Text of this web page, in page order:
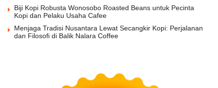
Biji Kopi Robusta Wonosobo Roasted Beans untuk Pecinta
Kopi dan Pelaku Usaha Cafee
Menjaga Tradisi Nusantara Lewat Secangkir Kopi: Perjalanan
dan Filosofi di Balik Nalara Coffee